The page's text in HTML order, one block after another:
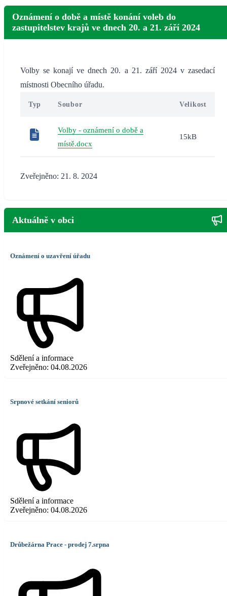
Oznámení o době a místě konání voleb do
zastupitelstev krajů ve dnech 20. a 21. září 2024
Volby se konají ve dnech 20. a 21. září 2024 v zasedací
místnosti Obecního úřadu.
Typ Soubor Velikost
Volby - oznámení o době a
místě.docx
15kB
Zveřejněno: 21. 8. 2024
Aktuálně v obci
Oznámení o uzavření úřadu
Sdělení a informace
Zveřejněno: 04.08.2026
Srpnové setkání seniorů
Sdělení a informace
Zveřejněno: 04.08.2026
Drůbežárna Prace - prodej 7.srpna